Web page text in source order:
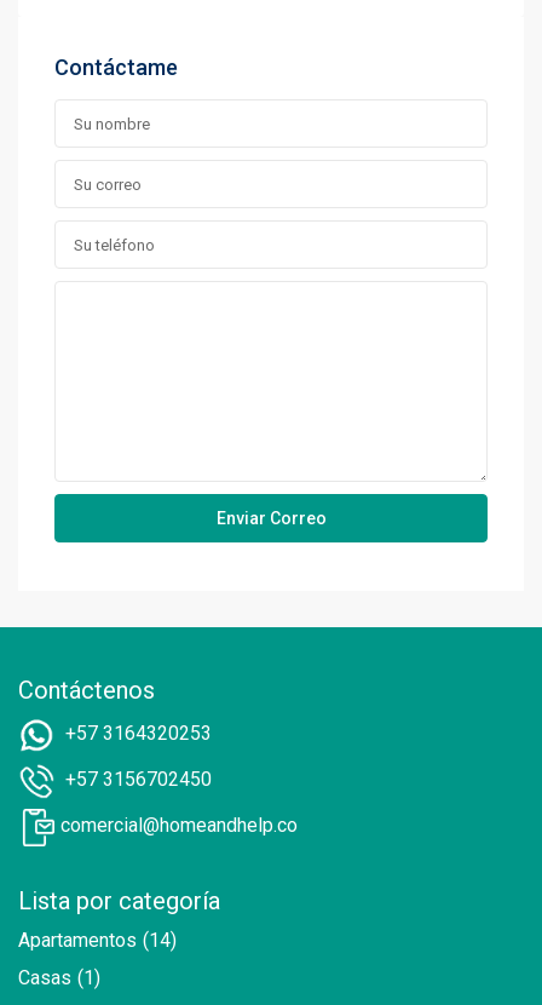
Contáctame
Contáctenos
+57 3164320253
+57 3156702450
comercial@homeandhelp.co
Lista por categoría
Apartamentos (14)
Casas (1)